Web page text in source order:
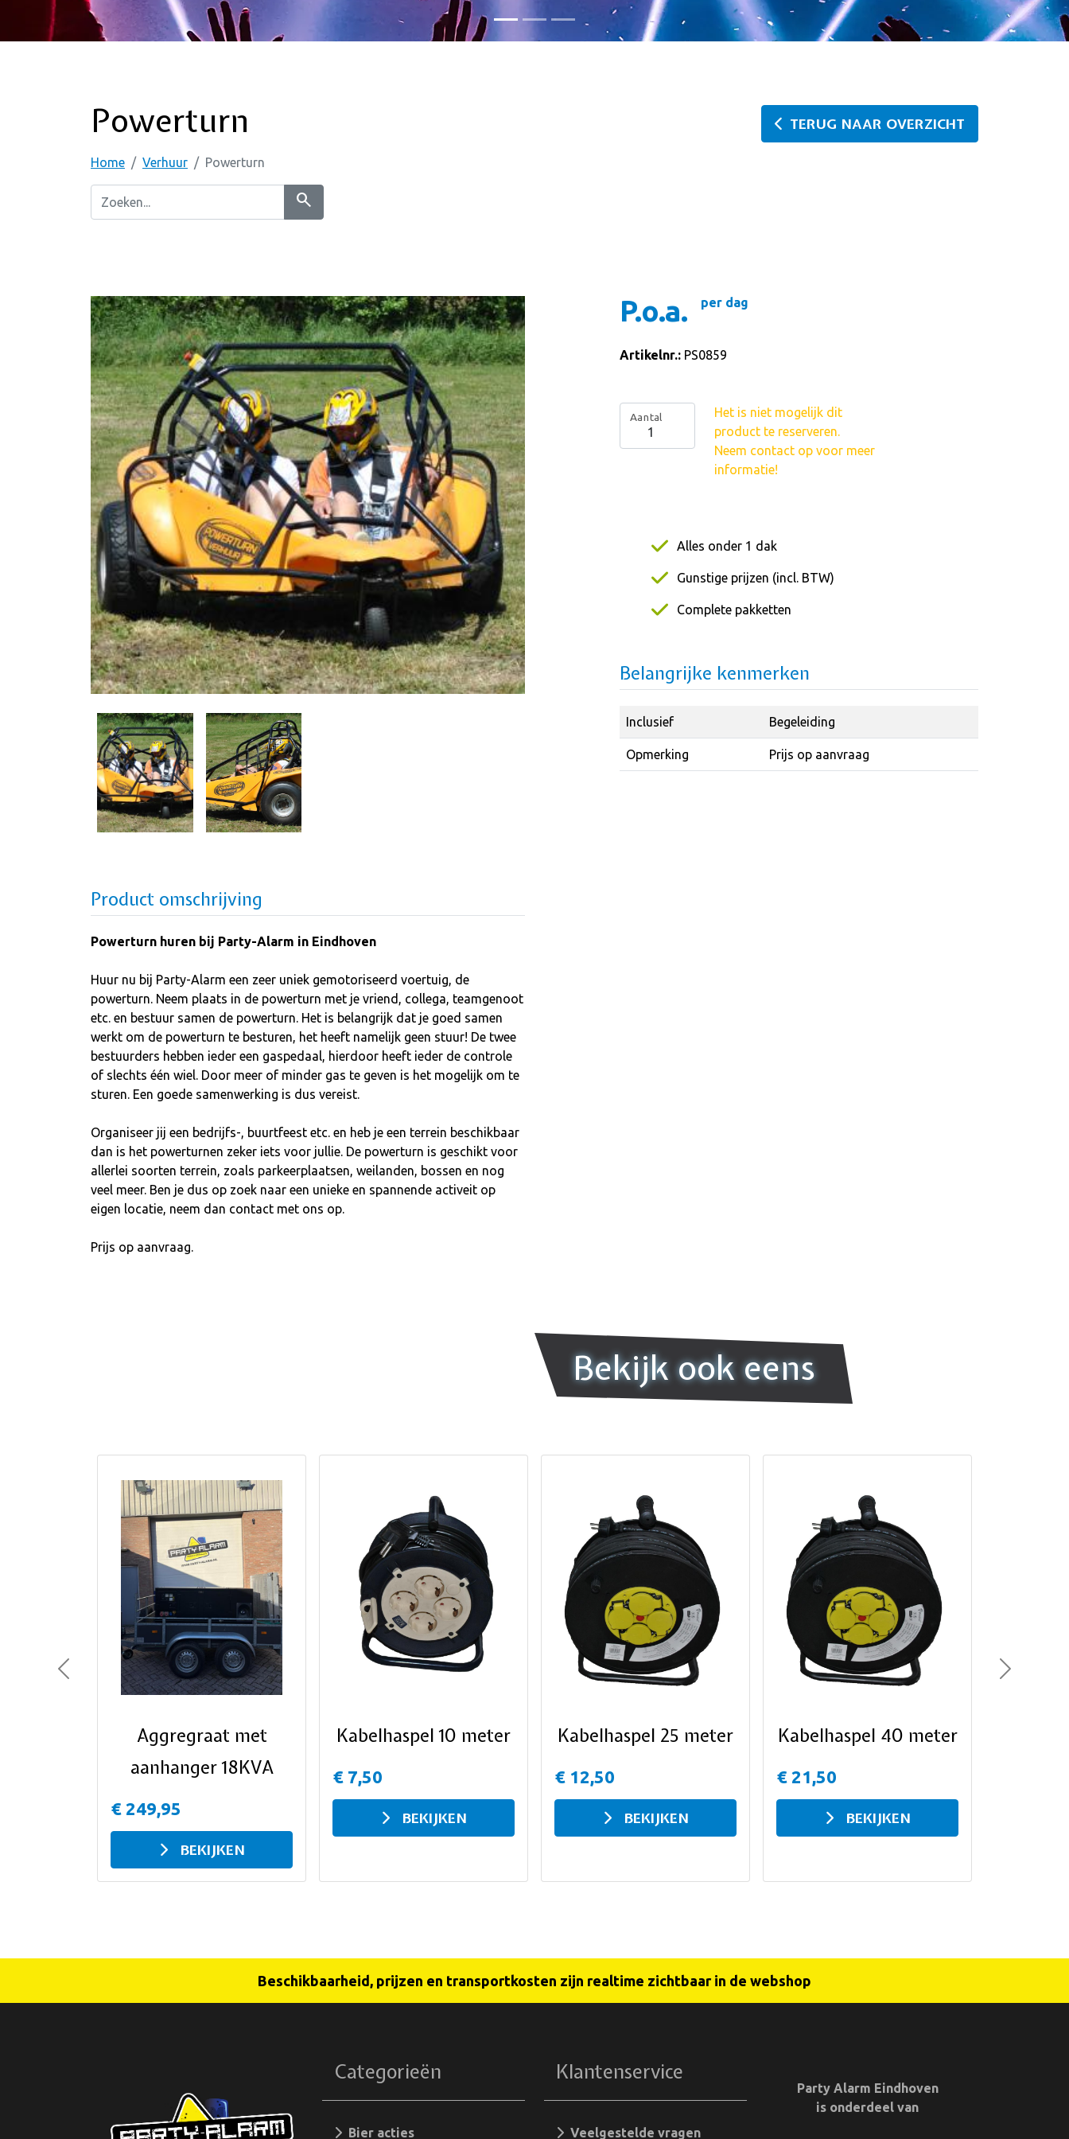
Powerturn
Home Verhuur Powerturn
search
TERUG NAAR OVERZICHT
Product omschrijving
Powerturn huren bij Party-Alarm in Eindhoven
Huur nu bij Party-Alarm een zeer uniek gemotoriseerd voertuig, de
powerturn. Neem plaats in de powerturn met je vriend, collega, teamgenoot
etc. en bestuur samen de powerturn. Het is belangrijk dat je goed samen
werkt om de powerturn te besturen, het heeft namelijk geen stuur! De twee
bestuurders hebben ieder een gaspedaal, hierdoor heeft ieder de controle
of slechts één wiel. Door meer of minder gas te geven is het mogelijk om te
sturen. Een goede samenwerking is dus vereist.
Organiseer jij een bedrijfs-, buurtfeest etc. en heb je een terrein beschikbaar
dan is het powerturnen zeker iets voor jullie. De powerturn is geschikt voor
allerlei soorten terrein, zoals parkeerplaatsen, weilanden, bossen en nog
veel meer. Ben je dus op zoek naar een unieke en spannende activeit op
eigen locatie, neem dan contact met ons op.
Prijs op aanvraag.
P.o.a. per dag
Artikelnr.: PS0859
Aantal
Het is niet mogelijk dit
product te reserveren.
Neem contact op voor meer
informatie!
Alles onder 1 dak
Gunstige prijzen (incl. BTW)
Complete pakketten
Belangrijke kenmerken
Inclusief Begeleiding
Opmerking Prijs op aanvraag
Bekijk ook eens
Aggregraat met
aanhanger 18KVA
€ 249,95
BEKIJKEN
Kabelhaspel 10 meter
€ 7,50
BEKIJKEN
Kabelhaspel 25 meter
€ 12,50
BEKIJKEN
Kabelhaspel 40 meter
€ 21,50
BEKIJKEN
Previous Next
Beschikbaarheid, prijzen en transportkosten zijn realtime zichtbaar in de webshop
Categorieën
Bier acties
Klantenservice
Veelgestelde vragen
Party Alarm Eindhoven
is onderdeel van